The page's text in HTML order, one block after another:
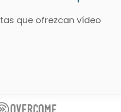
que ofrezcan vídeo